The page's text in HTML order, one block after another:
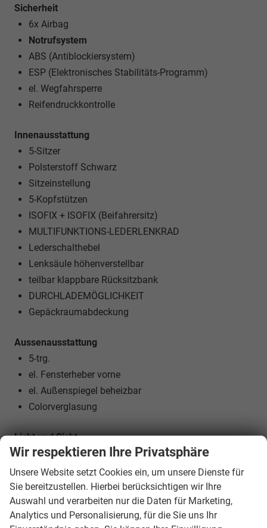
Sicherheit
6x Airbag
Notrufsystem
ABS (Antiblockiersystem)
ESP (Elektronisches Stabilitäts-Programm)
el. Wegfahrsperre
Reifendruckkontrolle
Innenausstattung
5-Sitzer
Polsterstoff Schwarz
Sitzeinstellung
5-Kopfstützen
ISOFIX + ISOFIX (Beifahrersitz)
MULTIFUNKTIONS-LEDERLENKRAD
Lederschalthebel
Lenksäule höhenverstellbar
teilbar klappbare Rücksitzbank
DURCHLADEMÖGLICHKEIT
Gepäckraumabdeckung
Aussenausstattung
5-trg.
el. Fensterheber vorne
el. Außenspiegel beheizbar
Colorverglasung
Licht und Sicht
LED-SCHEINWERFER (VOLL)
LED-Tagfahrlicht
LED-Heckleuchten
Lichtautomatik
Coming-Home-Funktion
Wir respektieren Ihre Privatsphäre
Unsere Website setzt Cookies ein, um unsere Dienste für
Sie bereitzustellen. Hierbei berücksichtigen wir Ihre
Auswahl und verarbeiten nur die Daten für Marketing,
Analytics und Personalisierung, für die Sie uns Ihr